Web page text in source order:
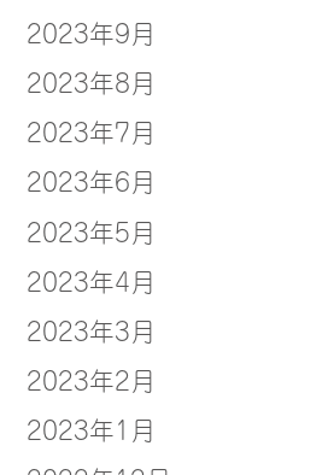
2023年9月
2023年8月
2023年7月
2023年6月
2023年5月
2023年4月
2023年3月
2023年2月
2023年1月